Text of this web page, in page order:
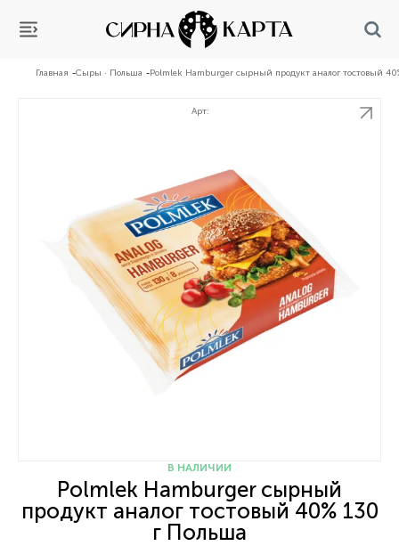
Главная Сыры · Польша Polmlek Hamburger сырный продукт аналог тостовый
Арт:
В НАЛИЧИИ
Polmlek Hamburger сырный
продукт аналог тостовый 40% 130
г Польша